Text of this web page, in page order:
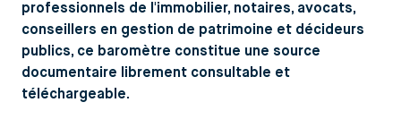
professionnels de l'immobilier, notaires, avocats,
conseillers en gestion de patrimoine et décideurs
publics, ce baromètre constitue une source
documentaire librement consultable et
téléchargeable.